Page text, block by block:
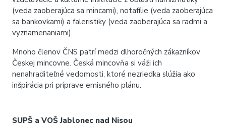
(veda zaoberajúca sa mincami), notafílie (veda zaoberajúca
sa bankovkami) a faleristiky (veda zaoberajúca sa radmi a
vyznamenaniami).
Mnoho členov ČNS patrímedzi dlhoročných zákazníkov
Českej mincovne. Česká mincovňa si váži ich
nenahraditeľné vedomosti, ktoré nezriedka slúžia ako
inšpirácia pri príprave emisného plánu.
SUPŠ a VOŠ Jablonec nad Nisou